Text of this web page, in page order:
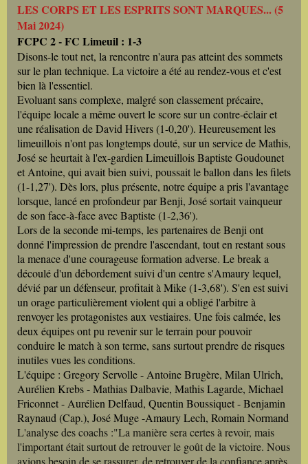
LES CORPS ET LES ESPRITS SONT MARQUES... (5
Mai 2024)
FCPC 2 - FC Limeuil : 1-3
Disons-le tout net, la rencontre n'aura pas atteint des sommets
sur le plan technique. La victoire a été au rendez-vous et c'est
bien là l'essentiel.
Evoluant sans complexe, malgré son classement précaire,
l'équipe locale a même ouvert le score sur un contre-éclair et
une réalisation de David Hivers (1-0,20'). Heureusement les
limeuillois n'ont pas longtemps douté, sur un service de Mathis,
José se heurtait à l'ex-gardien Limeuillois Baptiste Goudounet
et Antoine, qui avait bien suivi, poussait le ballon dans les filets
(1-1,27'). Dès lors, plus présente, notre équipe a pris l'avantage
lorsque, lancé en profondeur par Benji, José sortait vainqueur
de son face-à-face avec Baptiste (1-2,36').
Lors de la seconde mi-temps, les partenaires de Benji ont
donné l'impression de prendre l'ascendant, tout en restant sous
la menace d'une courageuse formation adverse. Le break a
découlé d'un débordement suivi d'un centre s'Amaury lequel,
dévié par un défenseur, profitait à Mike (1-3,68'). S'en est suivi
un orage particulièrement violent qui a obligé l'arbitre à
renvoyer les protagonistes aux vestiaires. Une fois calmée, les
deux équipes ont pu revenir sur le terrain pour pouvoir
conduire le match à son terme, sans surtout prendre de risques
inutiles vues les conditions.
L'équipe : Gregory Servolle - Antoine Brugère, Milan Ulrich,
Aurélien Krebs - Mathias Dalbavie, Mathis Lagarde, Michael
Friconnet - Aurélien Delfaud, Quentin Boussiquet - Benjamin
Raynaud (Cap.), José Muge -Amaury Lech, Romain Normand
L'analyse des coachs :"La manière sera certes à revoir, mais
l'important était surtout de retrouver le goût de la victoire. Nous
avions besoin de se rassurer, de retrouver de la confiance après